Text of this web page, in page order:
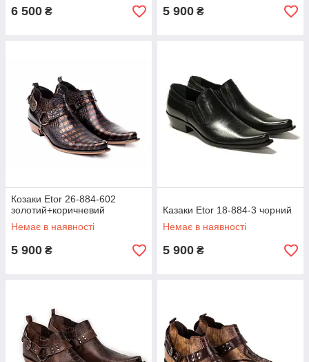
6 500 ₴ 5 900 ₴
Козаки Etor 26-884-602
золотий+коричневий
Немає в наявності
5 900 ₴
Казаки Etor 18-884-3 чорний
Немає в наявності
5 900 ₴